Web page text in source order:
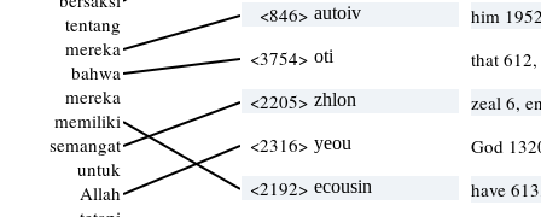
tentang
mereka
bahwa
mereka
memiliki
semangat
untuk
Allah
<846> autoiv
him
<3754> oti
that
<2205> zhlon
zeal 6,
<2316> yeou
God
<2192> ecousin
have